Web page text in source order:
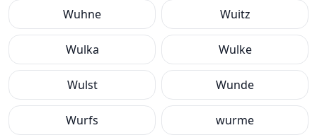
Wuhne Wuitz
Wulka Wulke
Wulst Wunde
Wurfs wurme